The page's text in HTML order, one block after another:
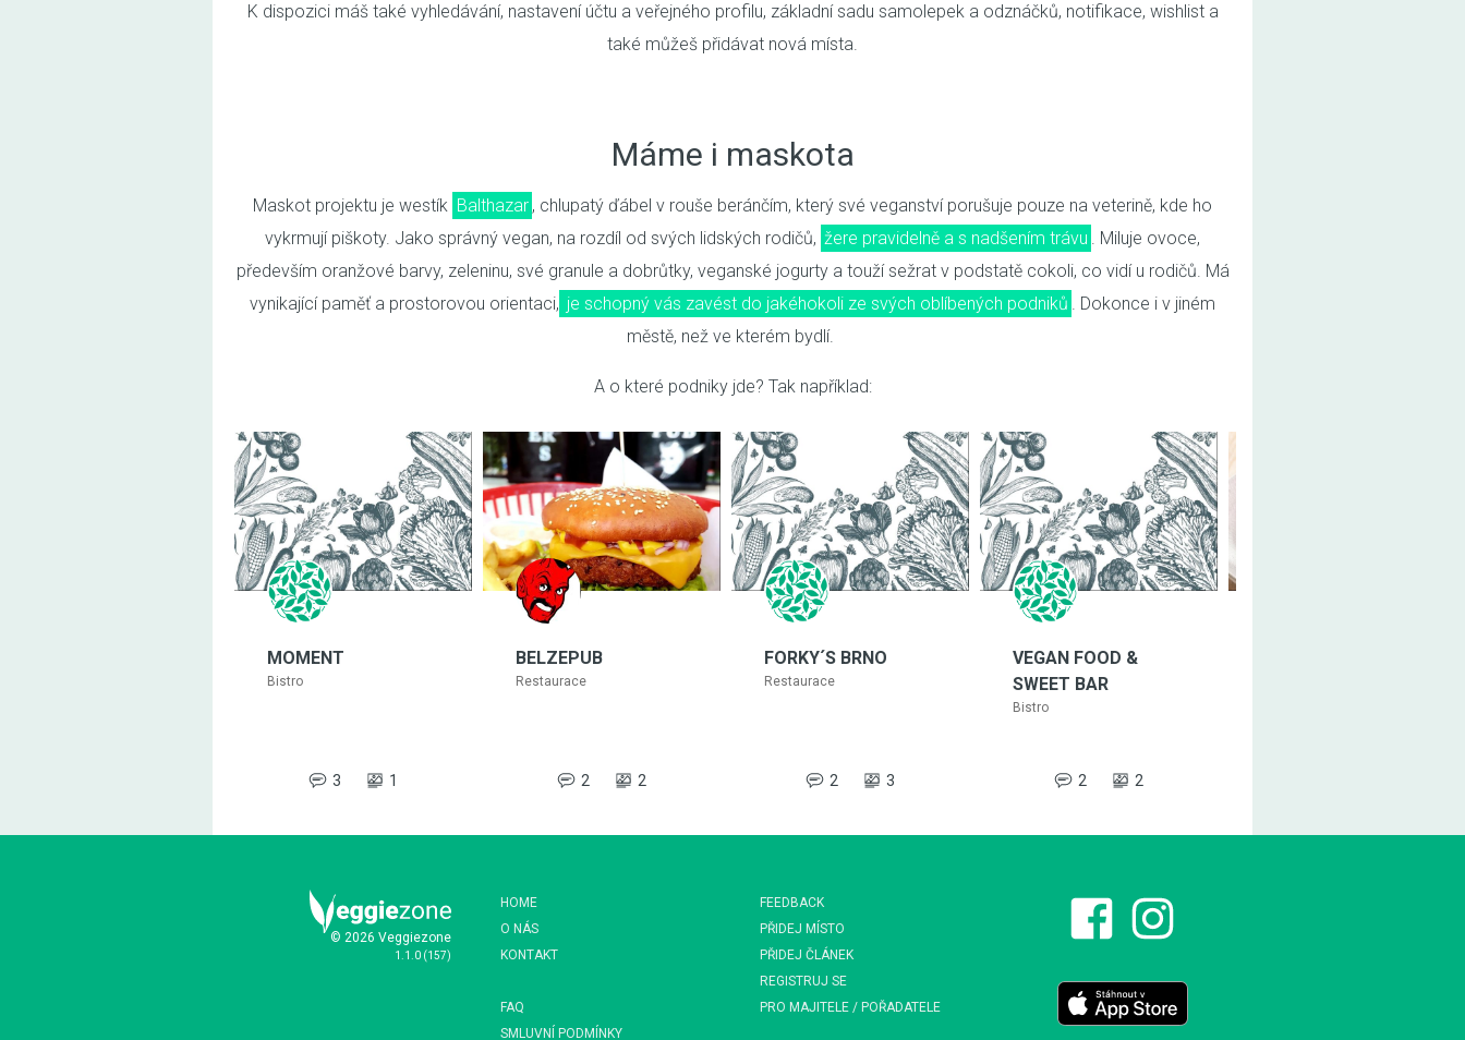
K dispozici máš také vyhledávání, nastavení účtu a veřejného profilu, základní sadu samolepek a odznáčků, notifikace, wishlist a
také můžeš přidávat nová místa.
Máme i maskota
Maskot projektu je westík Balthazar , chlupatý ďábel v rouše beránčím, který své veganství porušuje pouze na veterině, kde ho
vykrmují piškoty. Jako správný vegan, na rozdíl od svých lidských rodičů, žere pravidelně a s nadšením trávu . Miluje ovoce,
především oranžové barvy, zeleninu, své granule a dobrůtky, veganské jogurty a touží sežrat v podstatě cokoli, co vidí u rodičů. Má
vynikající paměť a prostorovou orientaci, je schopný vás zavést do jakéhokoli ze svých oblíbených podniků . Dokonce i v jiném
městě, než ve kterém bydlí.
A o které podniky jde? Tak například:
MOMENT
Bistro
3 1
BELZEPUB
Restaurace
2 2
FORKY´S BRNO
Restaurace
2 3
VEGAN FOOD &
SWEET BAR
Bistro
2 2
© 2026 Veggiezone
1.1.0(157)
HOME
O NÁS
KONTAKT
FAQ
SMLUVNÍ PODMÍNKY
FEEDBACK
PŘIDEJ MÍSTO
PŘIDEJ ČLÁNEK
REGISTRUJ SE
PRO MAJITELE / POŘADATELE